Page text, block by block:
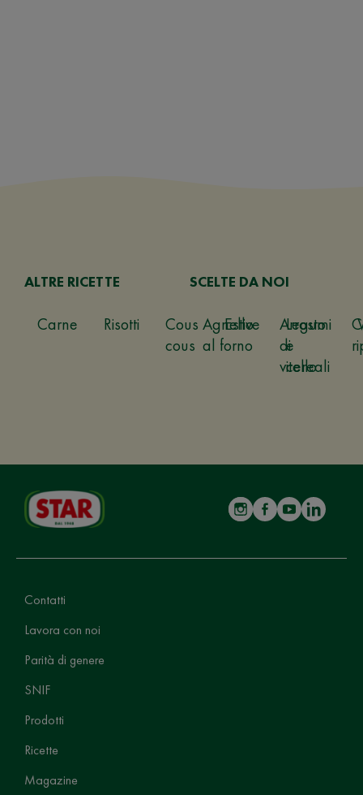
ALTRE RICETTE
Carne Risotti
Cous
cous
Estive
Legumi
e
cereali
SCELTE DA NOI
Agnello
al forno
Arrosto
di
vitello
Contatti
Lavora con noi
Parità di genere
SNIF
Prodotti
Ricette
Magazine